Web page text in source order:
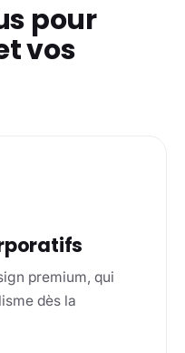
pour
vos
premium, qui
dès la